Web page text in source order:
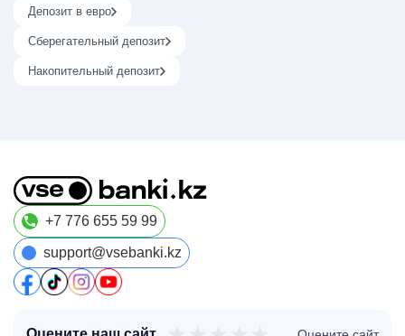
Депозит в евро
Сберегательный депозит
Накопительный депозит
+7 776 655 59 99
support@vsebanki.kz